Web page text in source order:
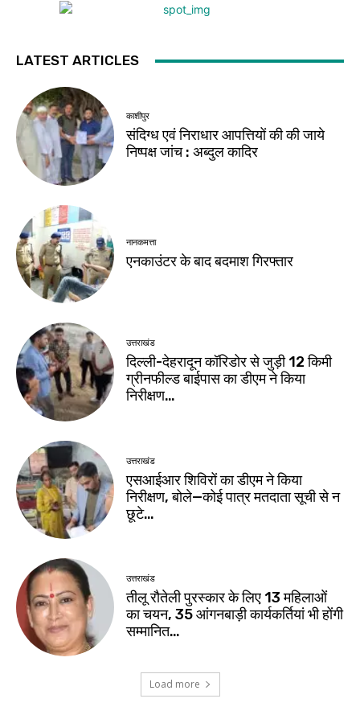
LATEST ARTICLES
काशीपुर
संदिग्ध एवं निराधार आपत्तियों की की जाये
निष्पक्ष जांच : अब्दुल कादिर
नानकमत्ता
एनकाउंटर के बाद बदमाश गिरफ्तार
उत्तराखंड
दिल्ली-देहरादून कॉरिडोर से जुड़ी 12 किमी
ग्रीनफील्ड बाईपास का डीएम ने किया
निरीक्षण…
उत्तराखंड
एसआईआर शिविरों का डीएम ने किया
निरीक्षण, बोले—कोई पात्र मतदाता सूची से न
छूटे…
उत्तराखंड
तीलू रौतेली पुरस्कार के लिए 13 महिलाओं
का चयन, 35 आंगनबाड़ी कार्यकर्तियां भी होंगी
सम्मानित…
Load more